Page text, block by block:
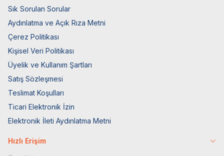
Sık Sorulan Sorular
Aydınlatma ve Açık Rıza Metni
Çerez Politikası
Kişisel Veri Politikası
Üyelik ve Kullanım Şartları
Satış Sözleşmesi
Teslimat Koşulları
Ticari Elektronik İzin
Elektronik İleti Aydınlatma Metni
Hızlı Erişim